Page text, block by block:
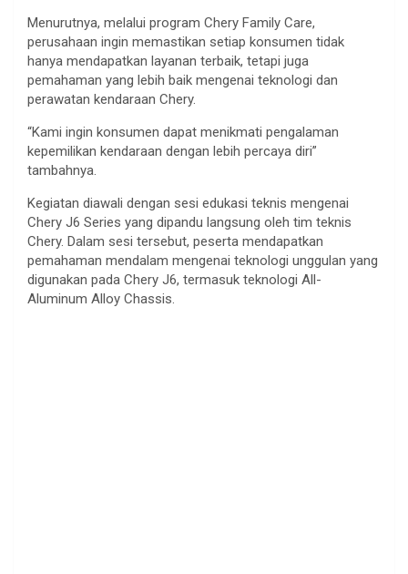
Menurutnya, melalui program Chery Family Care,
perusahaan ingin memastikan setiap konsumen tidak
hanya mendapatkan layanan terbaik, tetapi juga
pemahaman yang lebih baik mengenai teknologi dan
perawatan kendaraan Chery.
“Kami ingin konsumen dapat menikmati pengalaman
kepemilikan kendaraan dengan lebih percaya diri”
tambahnya.
Kegiatan diawali dengan sesi edukasi teknis mengenai
Chery J6 Series yang dipandu langsung oleh tim teknis
Chery. Dalam sesi tersebut, peserta mendapatkan
pemahaman mendalam mengenai teknologi unggulan yang
digunakan pada Chery J6, termasuk teknologi All-
Aluminum Alloy Chassis.